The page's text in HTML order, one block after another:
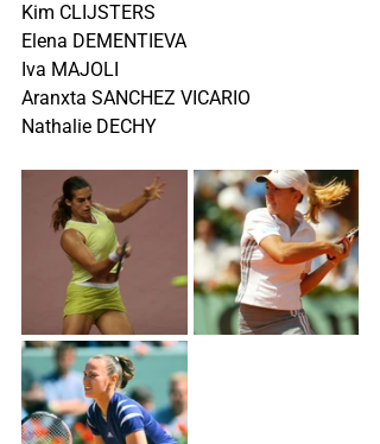
Kim CLIJSTERS
Elena DEMENTIEVA
Iva MAJOLI
Aranxta SANCHEZ VICARIO
Nathalie DECHY